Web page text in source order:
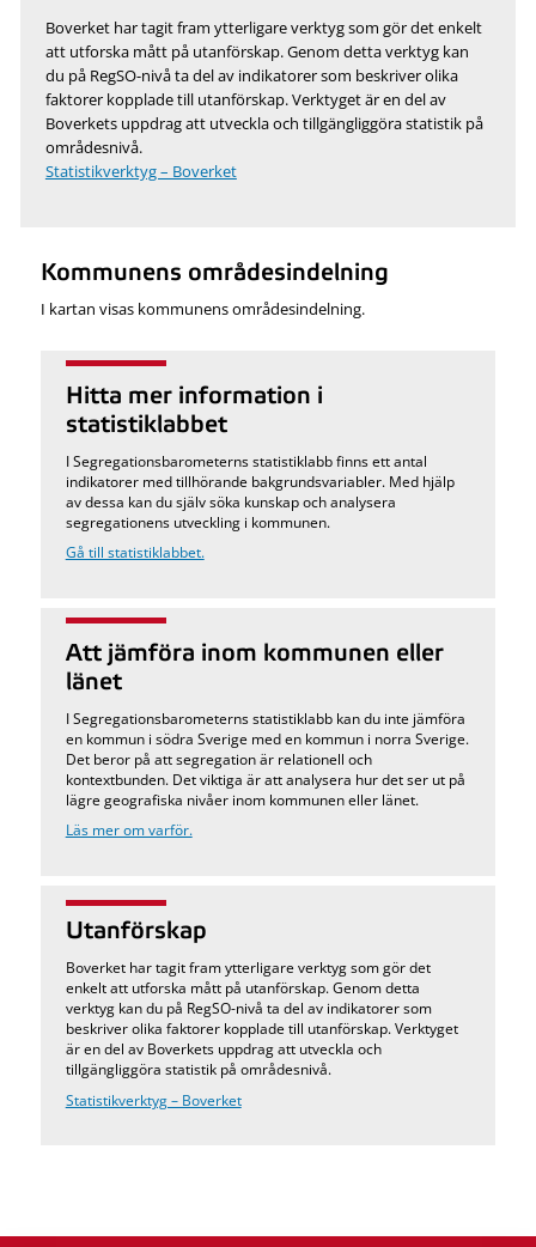
Boverket har tagit fram ytterligare verktyg som gör det enkelt
att utforska mått på utanförskap. Genom detta verktyg kan
du på RegSO-nivå ta del av indikatorer som beskriver olika
faktorer kopplade till utanförskap. Verktyget är en del av
Boverkets uppdrag att utveckla och tillgängliggöra statistik på
områdesnivå.
Statistikverktyg – Boverket
Kommunens områdesindelning
I kartan visas kommunens områdesindelning.
Hitta mer information i
statistiklabbet
I Segregationsbarometerns statistiklabb finns ett antal
indikatorer med tillhörande bakgrundsvariabler. Med hjälp
av dessa kan du själv söka kunskap och analysera
segregationens utveckling i kommunen.
Gå till statistiklabbet.
Att jämföra inom kommunen eller
länet
I Segregationsbarometerns statistiklabb kan du inte jämföra
en kommun i södra Sverige med en kommun i norra Sverige.
Det beror på att segregation är relationell och
kontextbunden. Det viktiga är att analysera hur det ser ut på
lägre geografiska nivåer inom kommunen eller länet.
Läs mer om varför.
Utanförskap
Boverket har tagit fram ytterligare verktyg som gör det
enkelt att utforska mått på utanförskap. Genom detta
verktyg kan du på RegSO-nivå ta del av indikatorer som
beskriver olika faktorer kopplade till utanförskap. Verktyget
är en del av Boverkets uppdrag att utveckla och
tillgängliggöra statistik på områdesnivå.
Statistikverktyg – Boverket